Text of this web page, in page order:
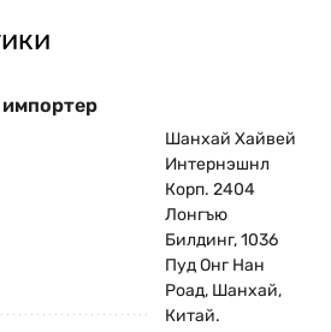
Шанхай Хайвей
Интернэшнл
Корп. 2404
Лонгъю
Билдинг, 1036
Пуд Онг Нан
Роад, Шанхай,
Китай.